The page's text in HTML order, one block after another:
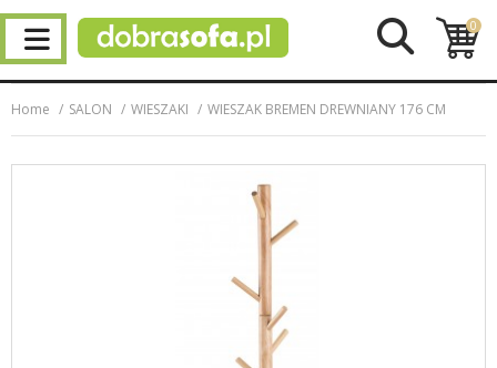
0
Home SALON WIESZAKI WIESZAK BREMEN DREWNIANY 176 CM